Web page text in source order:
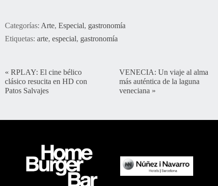
Categorías: Arte, Especial, gastronomía
Etiquetas: arte, especial, gastronomía
« RPLAY: El cine bélico
clásico resucita en HD con
Patos Salvajes
VENECIA: Un viaje al alma
más auténtica de la laguna
veneciana »